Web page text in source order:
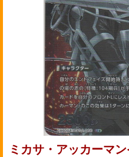
ミカサ・アッカーマ